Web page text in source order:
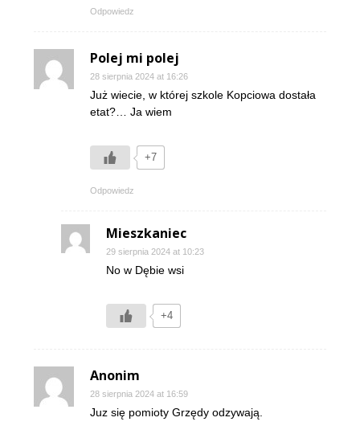
Odpowiedz
Polej mi polej
28 sierpnia 2024 at 16:26
Już wiecie, w której szkole Kopciowa dostała
etat?… Ja wiem
+7
Odpowiedz
Mieszkaniec
29 sierpnia 2024 at 10:23
No w Dębie wsi
+4
Anonim
28 sierpnia 2024 at 16:59
Juz się pomioty Grzędy odzywają.